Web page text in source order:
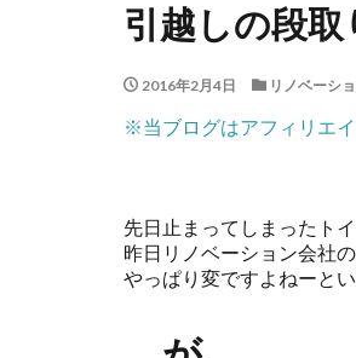
引越しの段取
2016年2月4日 リノベーシ
※当ブログはアフィリエ
先日止まってしまったト
昨日リノベーション会社
やっぱり変ですよねーと